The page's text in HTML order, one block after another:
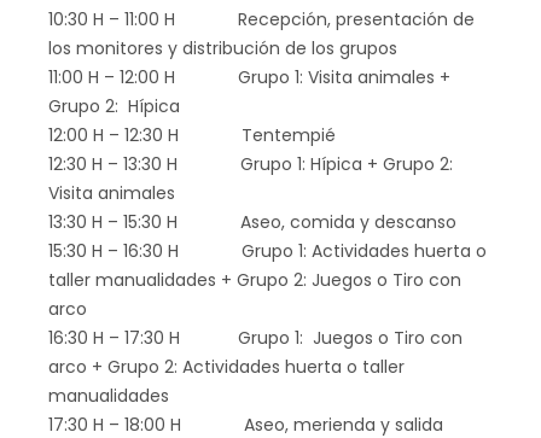
10:30 H – 11:00 H Recepción, presentación de
los monitores y distribución de los grupos
11:00 H – 12:00 H Grupo 1: Visita animales +
Grupo 2: Hípica
12:00 H – 12:30 H Tentempié
12:30 H – 13:30 H Grupo 1: Hípica + Grupo 2:
Visita animales
13:30 H – 15:30 H Aseo, comida y descanso
15:30 H – 16:30 H Grupo 1: Actividades huerta o
taller manualidades + Grupo 2: Juegos o Tiro con
arco
16:30 H – 17:30 H Grupo 1: Juegos o Tiro con
arco + Grupo 2: Actividades huerta o taller
manualidades
17:30 H – 18:00 H Aseo, merienda y salida